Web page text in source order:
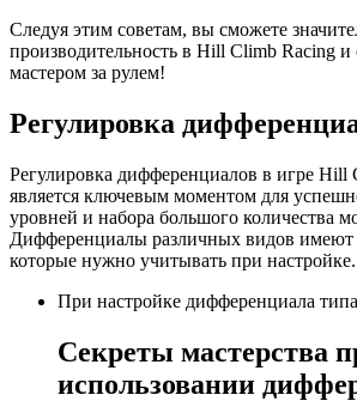
Следуя этим советам, вы сможете
производительность в Hill Climb Racing и
мастером за рулем!
Регулировка
Регулировка дифференциалов в игре Hill
является ключевым моментом для
уровней и набора большого количества
Дифференциалы различных видов имеют
которые нужно учитывать при настройке.
При настройке дифференциала типа
Секреты мастерства
использовании